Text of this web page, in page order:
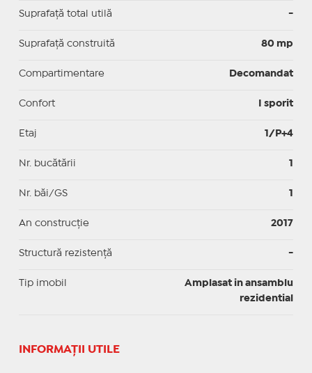
Suprafaţă total utilă -
Suprafaţă construită 80 mp
Compartimentare Decomandat
Confort I sporit
Etaj 1/P+4
Nr. bucătării 1
Nr. băi/GS 1
An construcție 2017
Structură rezistență -
Tip imobil
Amplasat in ansamblu
rezidential
INFORMAŢII UTILE